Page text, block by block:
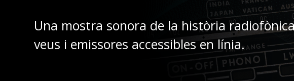
Una mostra sonora de la història
veus i emissores accessibles en línia.